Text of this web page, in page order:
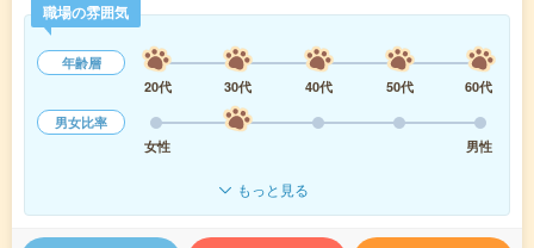
職場の雰囲気
年齢層
20代
30代 40代 50代
60代
男女比率
女性
男性
もっと見る